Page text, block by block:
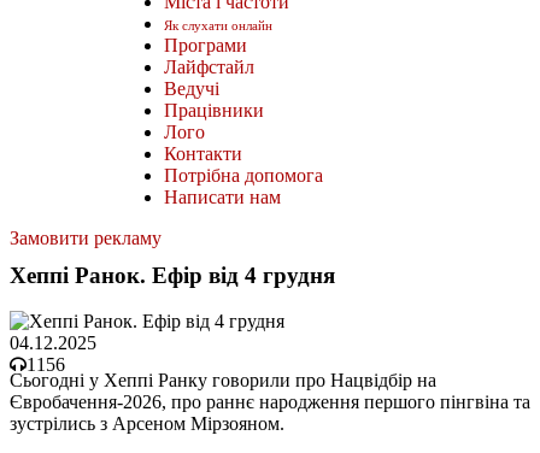
Як слухати онлайн
Програми
Лайфстайл
Ведучі
Працівники
Лого
Контакти
Потрібна допомога
Написати нам
Замовити рекламу
Хеппі Ранок. Ефір від 4 грудня
04.12.2025
1156
Сьогодні у Хеппі Ранку говорили про Нацвідбір на
Євробачення-2026, про раннє народження першого пінгвіна та
зустрілись з Арсеном Мірзояном.